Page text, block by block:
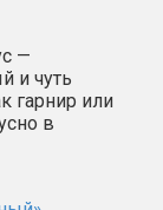
—
и чуть
гарнир или
в